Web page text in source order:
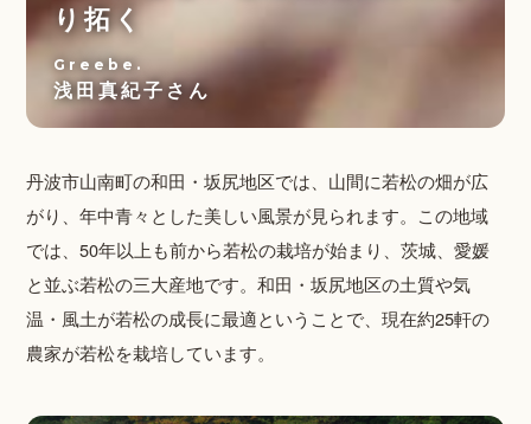
り拓く
Greebe.
浅田真紀子さん
丹波市山南町の和田・坂尻地区では、山間に若松の畑が広
がり、年中青々とした美しい風景が見られます。この地域
では、50年以上も前から若松の栽培が始まり、茨城、愛媛
と並ぶ若松の三大産地です。和田・坂尻地区の土質や気
温・風土が若松の成長に最適ということで、現在約25軒の
農家が若松を栽培しています。